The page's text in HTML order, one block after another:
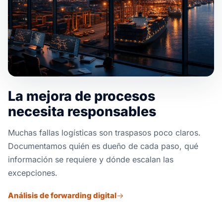
La mejora de procesos
necesita responsables
Muchas fallas logísticas son traspasos poco claros.
Documentamos quién es dueño de cada paso, qué
información se requiere y dónde escalan las
excepciones.
Análisis de forwarding digital